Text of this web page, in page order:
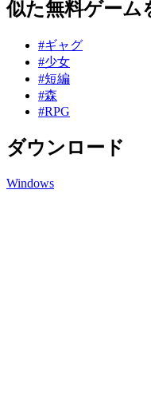
似た無料ゲーム
#ギャグ
#少女
#短編
#森
#RPG
ダウンロード
Windows